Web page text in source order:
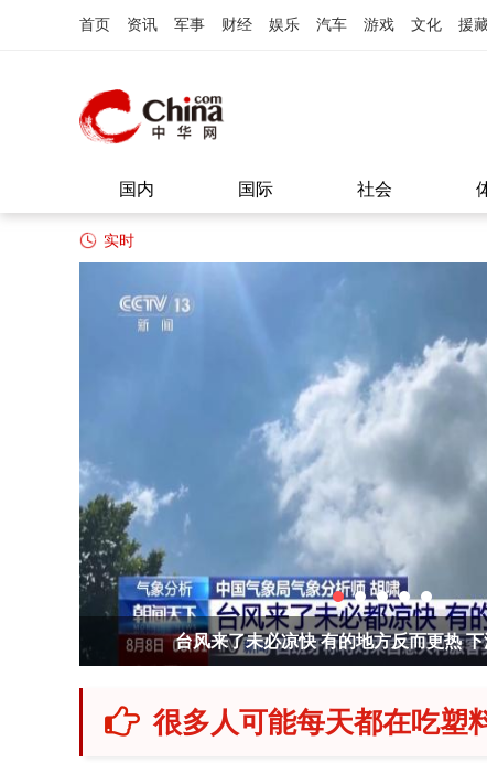
首页 资讯 军事 财经 娱乐 汽车 游戏 文化 援
国内 国际 社会
实时
因凡蒂诺被指与女员工关系不当 欧足联支
很多人可能每天都在吃塑